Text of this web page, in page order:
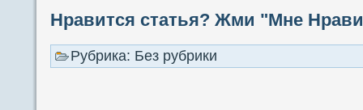
Нравится статья? Жми "Мне
Рубрика: Без рубрики